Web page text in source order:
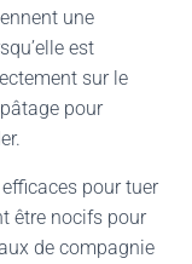
une
est
sur le
pour
pour tuer
être nocifs pour
de compagnie